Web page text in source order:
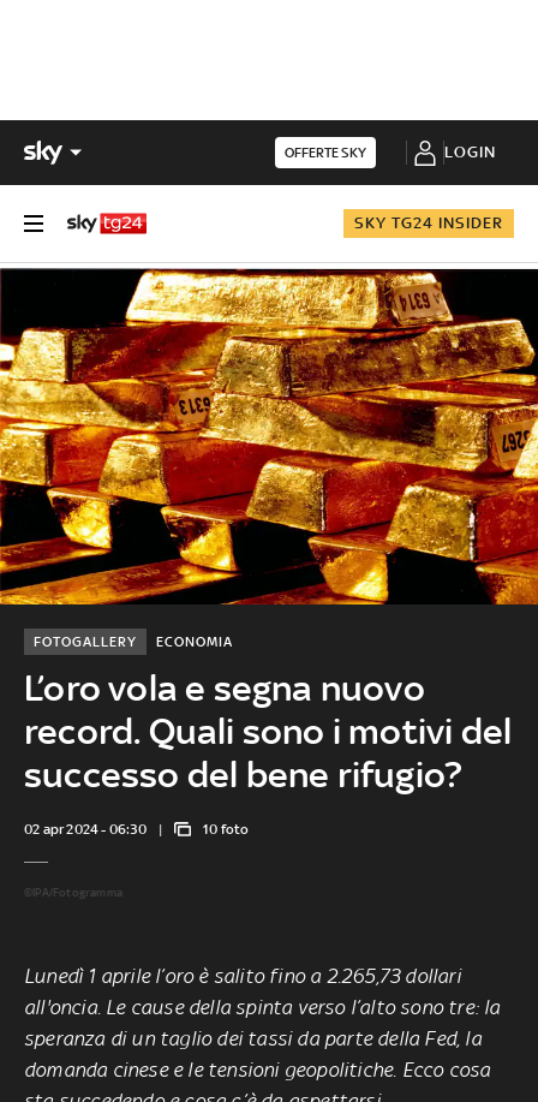
OFFERTE SKY LOGIN
SKY TG24 INSIDER
L’oro vola e segna nuovo
record. Quali sono i motivi del
successo del bene rifugio?
ECONOMIA
FOTOGALLERY
02 apr 2024 - 06:30 10 foto
©IPA/Fotogramma
Lunedì 1 aprile l’oro è salito fino a 2.265,73 dollari
all'oncia. Le cause della spinta verso l’alto sono tre: la
speranza di un taglio dei tassi da parte della Fed, la
domanda cinese e le tensioni geopolitiche. Ecco cosa